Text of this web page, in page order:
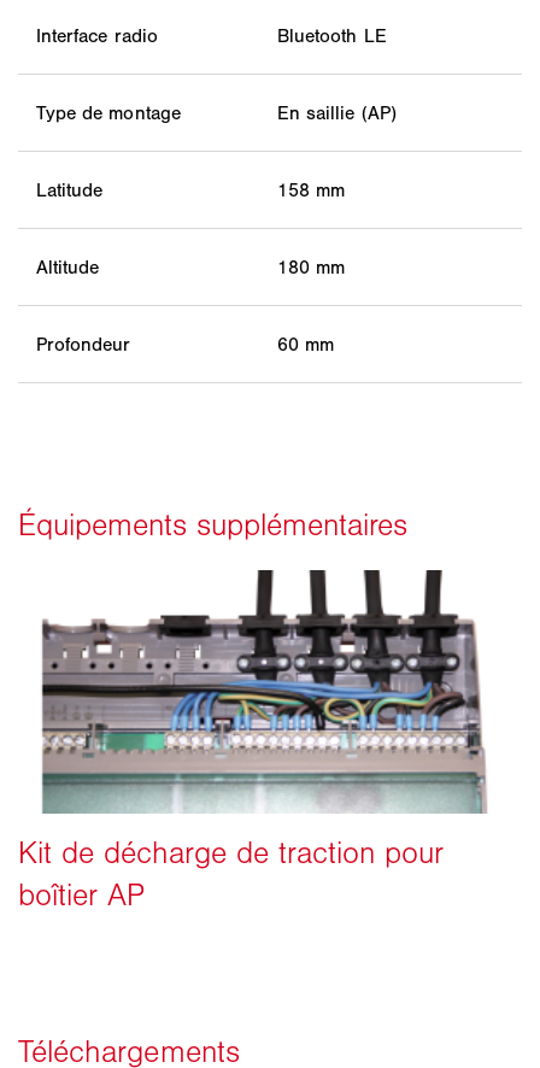
Interface radio Bluetooth LE
Type de montage En saillie (AP)
Latitude 158 mm
Altitude 180 mm
Profondeur 60 mm